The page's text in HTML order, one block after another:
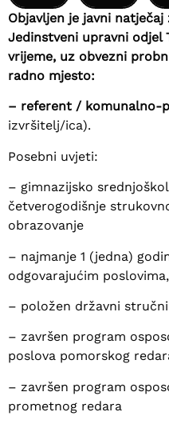
Objavljen je javni
Jedinstveni upravni odjel
vrijeme, uz obvezni
radno mjesto:
– referent / komunalno-
izvršitelj/ica).
Posebni uvjeti:
– gimnazijsko
četverogodišnje
obrazovanje
– najmanje 1 (jedna)
odgovarajućim poslovima,
– položen državni
– završen program
poslova pomorskog
– završen program
prometnog redara